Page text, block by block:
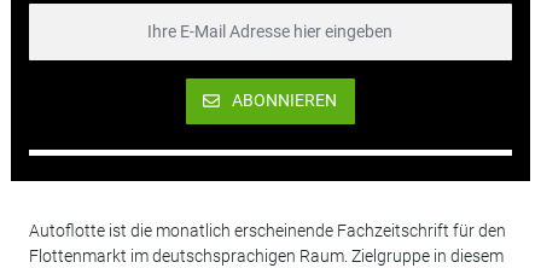
ABONNIEREN
Autoflotte ist die monatlich erscheinende Fachzeitschrift für den
Flottenmarkt im deutschsprachigen Raum. Zielgruppe in diesem